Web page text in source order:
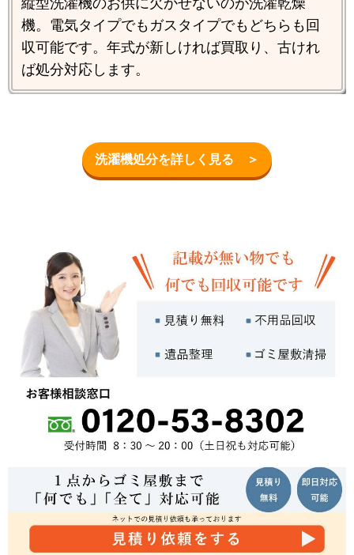
縦型洗濯機のお供に欠かせないのが洗濯乾燥
機。電気タイプでもガスタイプでもどちらも回
収可能です。年式が新しければ買取り、古けれ
ば処分対応します。
洗濯機処分を詳しく見る ＞